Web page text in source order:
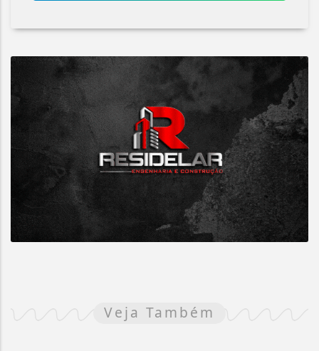
Veja Também